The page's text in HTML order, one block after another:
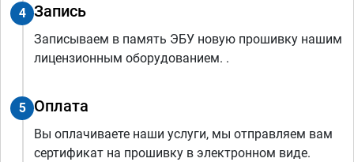
4 Запись
Записываем в память ЭБУ новую прошивку нашим
лицензионным оборудованием. .
5 Оплата
Вы оплачиваете наши услуги, мы отправляем вам
сертификат на прошивку в электронном виде.